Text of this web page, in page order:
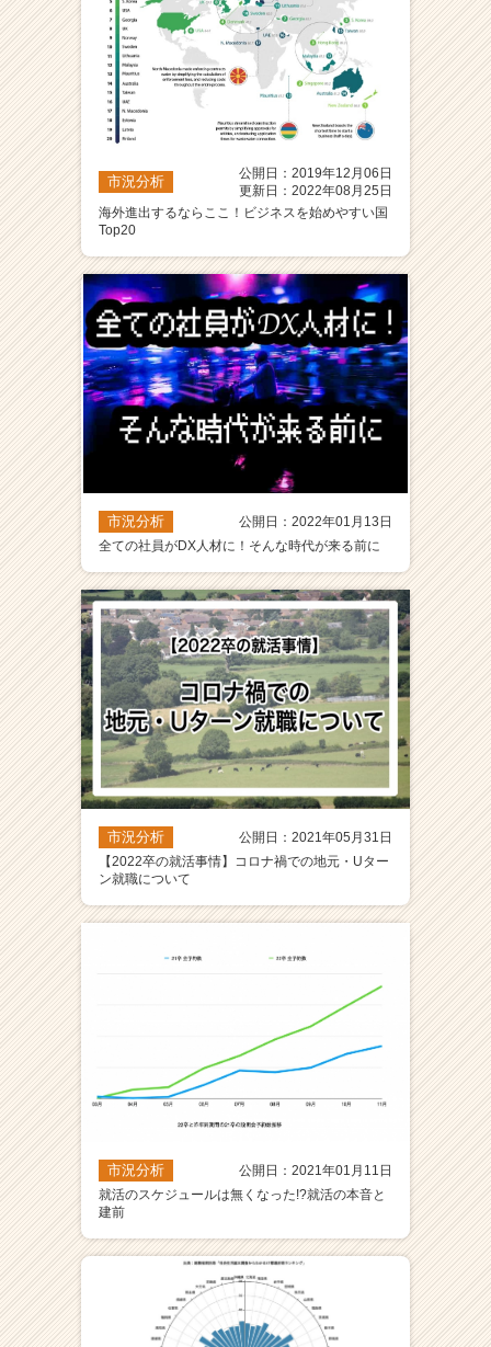
r
C
a
r
市況分析
公開日：2019年12月06日
更新日：2022年08月25日
海外進出するならここ！ビジネスを始めやすい国
Top20
市況分析
公開日：2022年01月13日
全ての社員がDX人材に！そんな時代が来る前に
市況分析
公開日：2021年05月31日
【2022卒の就活事情】コロナ禍での地元・Uター
ン就職について
市況分析
公開日：2021年01月11日
就活のスケジュールは無くなった!?就活の本音と
建前